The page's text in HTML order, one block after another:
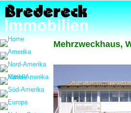
Mehrzweckhaus,